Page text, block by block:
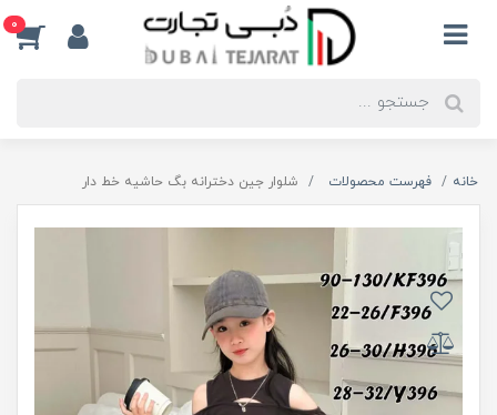
0
خانه فهرست محصولات شلوار جین دخترانه بگ حاشیه خط دار